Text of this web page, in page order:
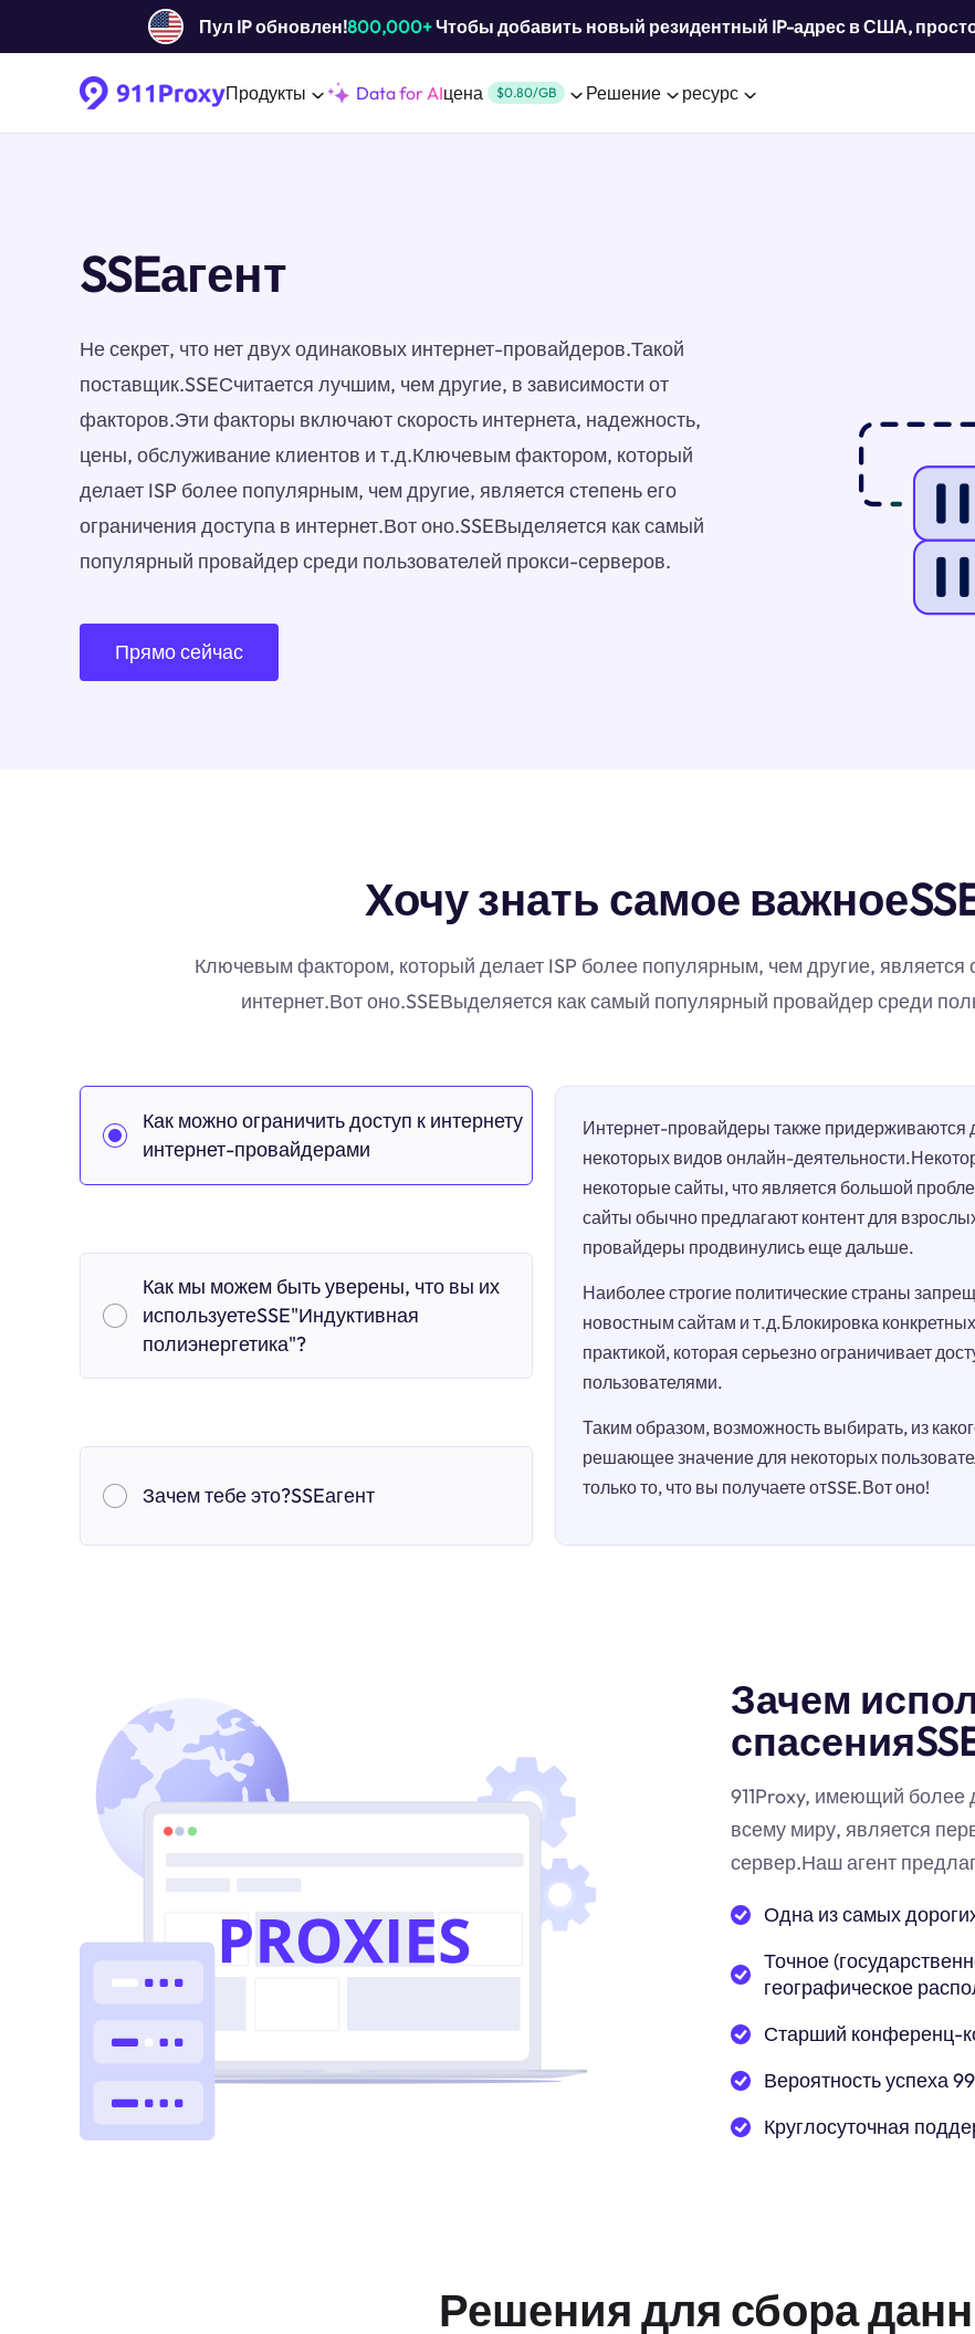
Пул IP обновлен!800,000+Чтобы добавить новый резидентный IP-адрес в США,
Продукты Data for AIцена $0.80/GB Решение ресурс
SSEагент
Не секрет, что нет двух одинаковых интернет-провайдеров.Такой
поставщик.SSEСчитается лучшим, чем другие, в зависимости от
факторов.Эти факторы включают скорость интернета, надежность,
цены, обслуживание клиентов и т.д.Ключевым фактором, который
делает ISP более популярным, чем другие, является степень его
ограничения доступа в интернет.Вот оно.SSEВыделяется как самый
популярный провайдер среди пользователей прокси-серверов.
Прямо сейчас
Хочу знать самое
Ключевым фактором, который делает ISP более популярным, чем другие, является
интернет.Вот оно.SSEВыделяется как самый популярный провайдер среди
Как можно ограничить доступ к интернету
интернет-провайдерами
Как мы можем быть уверены, что вы их
используетеSSE"Индуктивная
полиэнергетика"?
Зачем тебе это?SSEагент
Интернет-провайдеры также придерживаются
некоторых видов онлайн-
некоторые сайты, что является большой
сайты обычно предлагают контент для
провайдеры продвинулись еще дальше.
Наиболее строгие политические страны
новостным сайтам и т.д.Блокировка
практикой, которая серьезно ограничивает
пользователями.
Таким образом, возможность выбирать, из
решающее значение для некоторых
только то, что вы получаете отSSE.Вот оно!
Зачем
911Proxy, имеющий более
всему миру, является
сервер.Наш агент
Одна из самых
Точное
географическое
Старший конференц-
Вероятность успеха
Круглосуточная
Решения для сбора